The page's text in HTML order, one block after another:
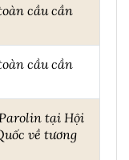
cầu cần
cầu cần
tại Hội
về tương